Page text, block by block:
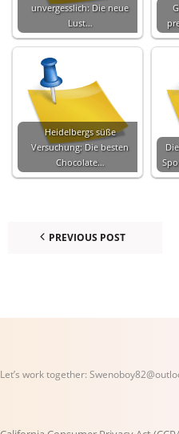
unvergesslich: Die neue
Lust…
Heidelbergs süße
Versuchung: Die besten
Chocolate…
PREVIOUS POST
Let’s work together: